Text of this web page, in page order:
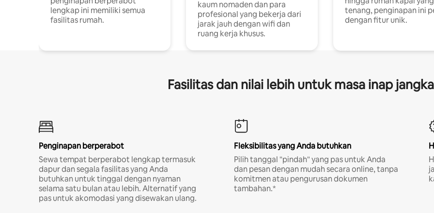
lengkap ini memiliki semua
fasilitas rumah.
kaum nomaden dan para
profesional yang bekerja dari
jarak jauh dengan wifi dan
ruang kerja khusus.
tenang, penginapan ini
dengan fitur unik.
Fasilitas dan nilai lebih untuk masa inap
Penginapan berperabot
Sewa tempat berperabot lengkap termasuk
dapur dan segala fasilitas yang Anda
butuhkan untuk tinggal dengan nyaman
selama satu bulan atau lebih. Alternatif yang
pas untuk akomodasi yang disewakan ulang.
Fleksibilitas yang Anda butuhkan
Pilih tanggal "pindah" yang pas untuk Anda
dan pesan dengan mudah secara online, tanpa
komitmen atau pengurusan dokumen
tambahan.*